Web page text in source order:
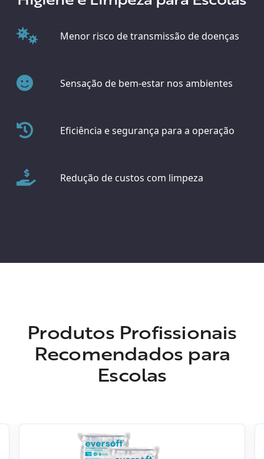
Menor risco de transmissão de doenças
Sensação de bem-estar nos ambientes
Eficiência e segurança para a operação
Redução de custos com limpeza
Produtos Profissionais
Recomendados para
Escolas